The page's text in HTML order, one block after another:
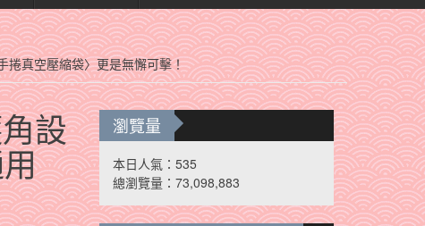
捲真空壓縮袋〉更是無懈可擊！
設 瀏覽量
本日人氣：535
總瀏覽量：73,098,883